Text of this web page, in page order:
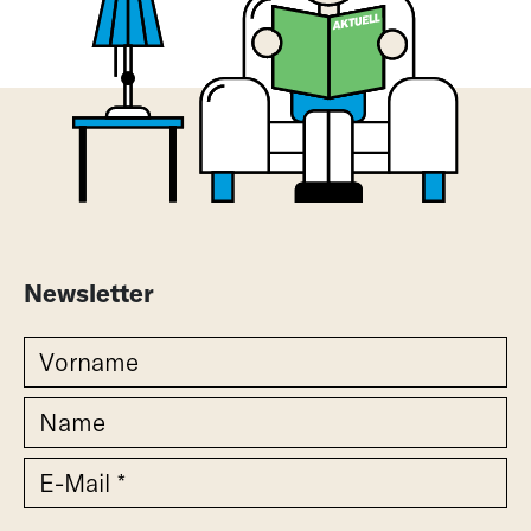
Newsletter